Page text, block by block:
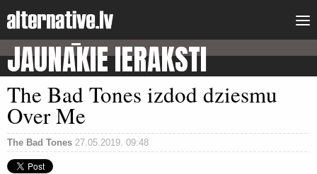
JAUNĀKIE IERAKSTI
The Bad Tones izdod dziesmu
Over Me
The Bad Tones 27.05.2019. 09:48